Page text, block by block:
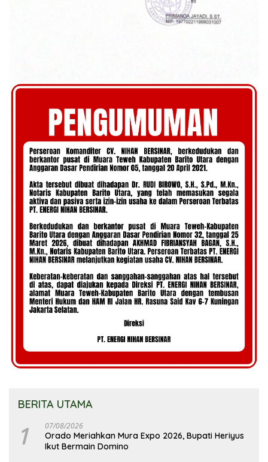
BERITA UTAMA
1 07/08/2026
Orado Meriahkan Mura Expo 2026, Bupati Heriyus
Ikut Bermain Domino